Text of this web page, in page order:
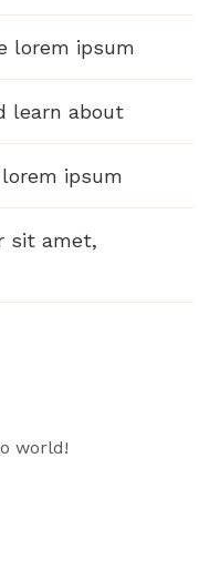
lorem ipsum
learn about
ipsum
sit amet,
world!